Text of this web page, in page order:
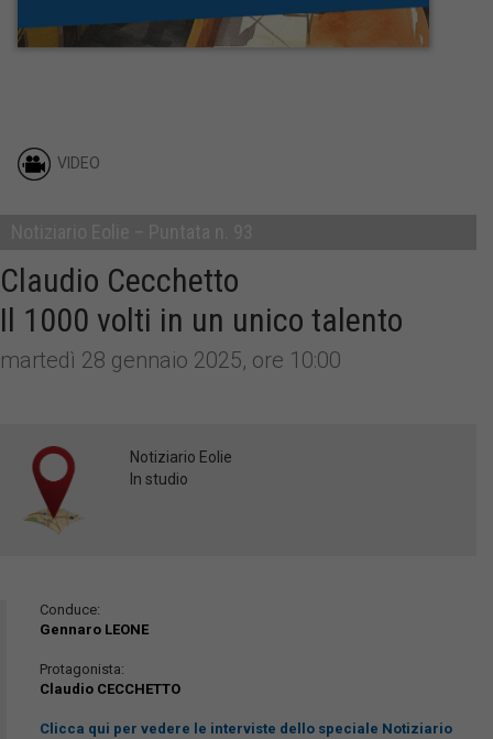
VIDEO
Claudio Cecchetto
Il 1000 volti in un unico talento
martedì 28 gennaio 2025, ore 10:00
Notiziario Eolie
In studio
Conduce:
Gennaro LEONE
Protagonista:
Claudio CECCHETTO
Clicca qui per vedere le interviste dello speciale Notiziario